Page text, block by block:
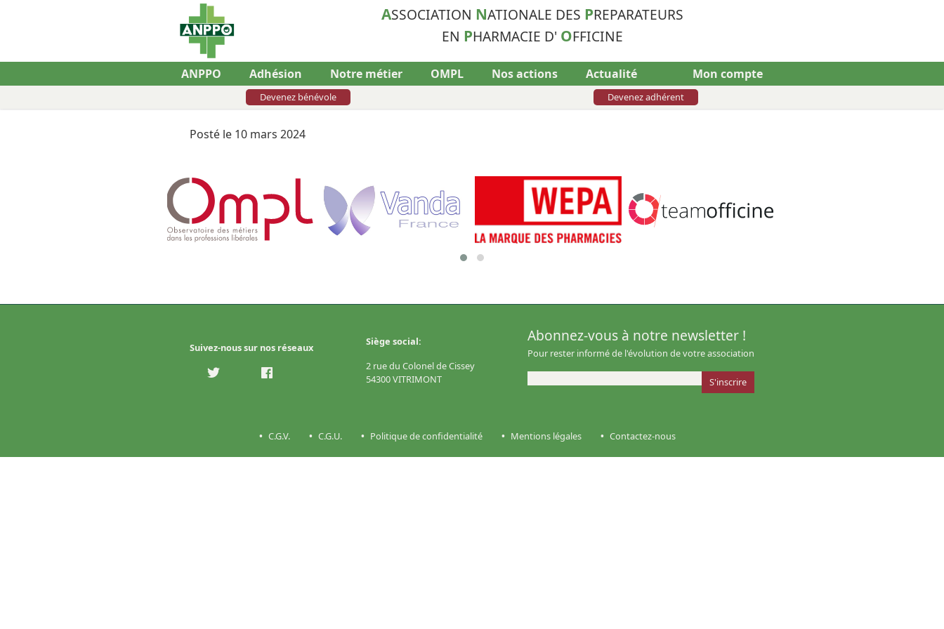
ASSOCIATION NATIONALE DES PREPARATEURS
EN PHARMACIE D' OFFICINE
ANPPO Adhésion Notre métier OMPL Nos actions Actualité Mon compte
Devenez bénévole Devenez adhérent
Posté le 10 mars 2024
Suivez-nous sur nos réseaux
Siège social:
2 rue du Colonel de Cissey
54300 VITRIMONT
Abonnez-vous à notre newsletter !
Pour rester informé de l'évolution de votre association
C.G.V. C.G.U. Politique de confidentialité Mentions légales Contactez-nous